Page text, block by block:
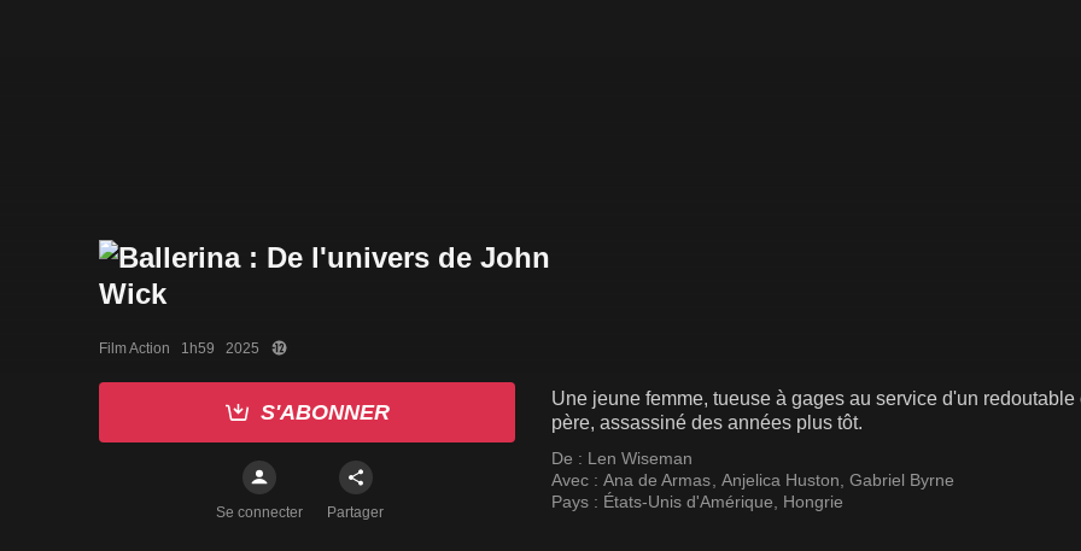
Film Action   1h59   2025
S'ABONNER
Se connecter Partager
Une jeune femme, tueuse à gages au service d'un
père, assassiné des années plus tôt.
De : Len Wiseman
Avec : Ana de Armas Anjelica Huston Gabriel Byrne
Pays : États-Unis d'Amérique Hongrie